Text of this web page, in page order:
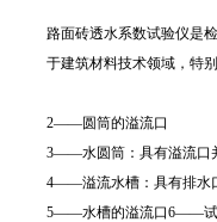
路面砖透水系数试验仪是
于建筑材料技术领域，特
2——圆筒的溢流口
3——水圆筒：具有溢流口
4——溢流水槽：具有排水
5——水槽的溢流口6——